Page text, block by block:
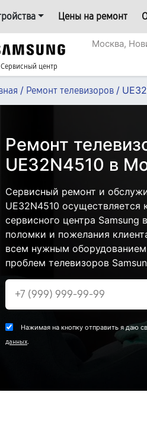
Цены на ремонт
Сервисный центр
Москва,
/ Ремонт телевизоров /
Ремонт
UE32N4510 в
Сервисный ремонт и
UE32N4510
сервисного центра Samsung
поломки и пожелания
всем нужным
проблем телевизоров
Нажимая на кнопку отправить я даю
данных.